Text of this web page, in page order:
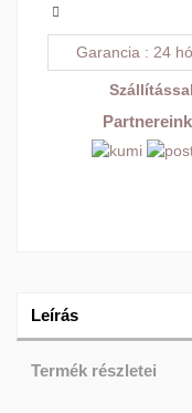
Garancia 24
Partnereink
Leírás
Termék részletei